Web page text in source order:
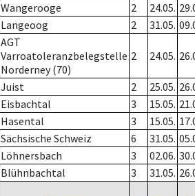
Wangerooge 2 24.05.
Langeoog 2 31.05.
AGT
Varroatoleranzbelegstelle
Norderney (70)
2 24.05.
Juist 2 25.05.
Eisbachtal 3 15.05.
Hasental 3 15.05.
Sächsische Schweiz 6 31.05.
Löhnersbach 3 02.06.
Blühnbachtal 3 31.05.